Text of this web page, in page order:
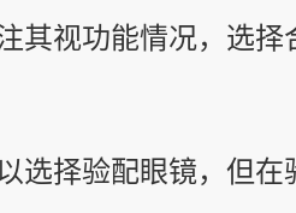
其视功能情况，选择
择验配眼镜，但在